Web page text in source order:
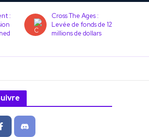
:
Cross The Ages :
Levée de fonds de 12
millions de dollars